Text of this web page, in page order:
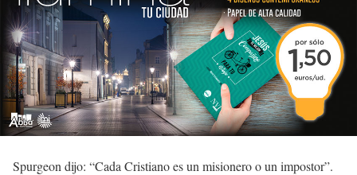
Spurgeon dijo: “Cada Cristiano es un misionero o un impostor”.